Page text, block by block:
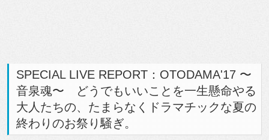
SPECIAL LIVE REPORT：OTODAMA'17 〜
音泉魂〜 どうでもいいことを一生懸命やる
大人たちの、たまらなくドラマチックな夏の
終わりのお祭り騒ぎ。